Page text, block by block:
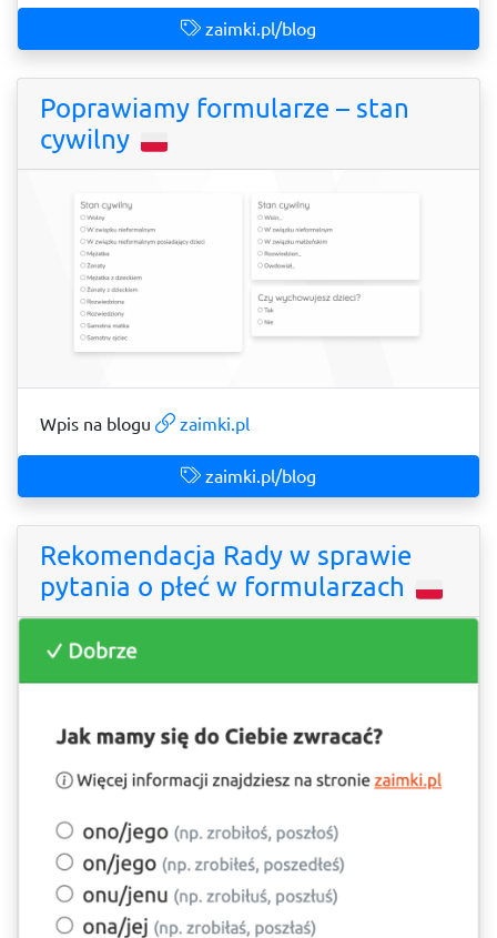
zaimki.pl/blog
Poprawiamy formularze – stan
cywilny
Wpis na blogu zaimki.pl
zaimki.pl/blog
Rekomendacja Rady w sprawie
pytania o płeć w formularzach